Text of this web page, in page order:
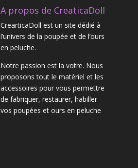
A propos de CreaticaDoll
CrearticaDoll est un site dédié à
l’univers de la poupée et de l’ours
en peluche.
Notre passion est la votre. Nous
proposons tout le matériel et les
accessoires pour vous permettre
de fabriquer, restaurer, habiller
vos poupées et ours en peluche